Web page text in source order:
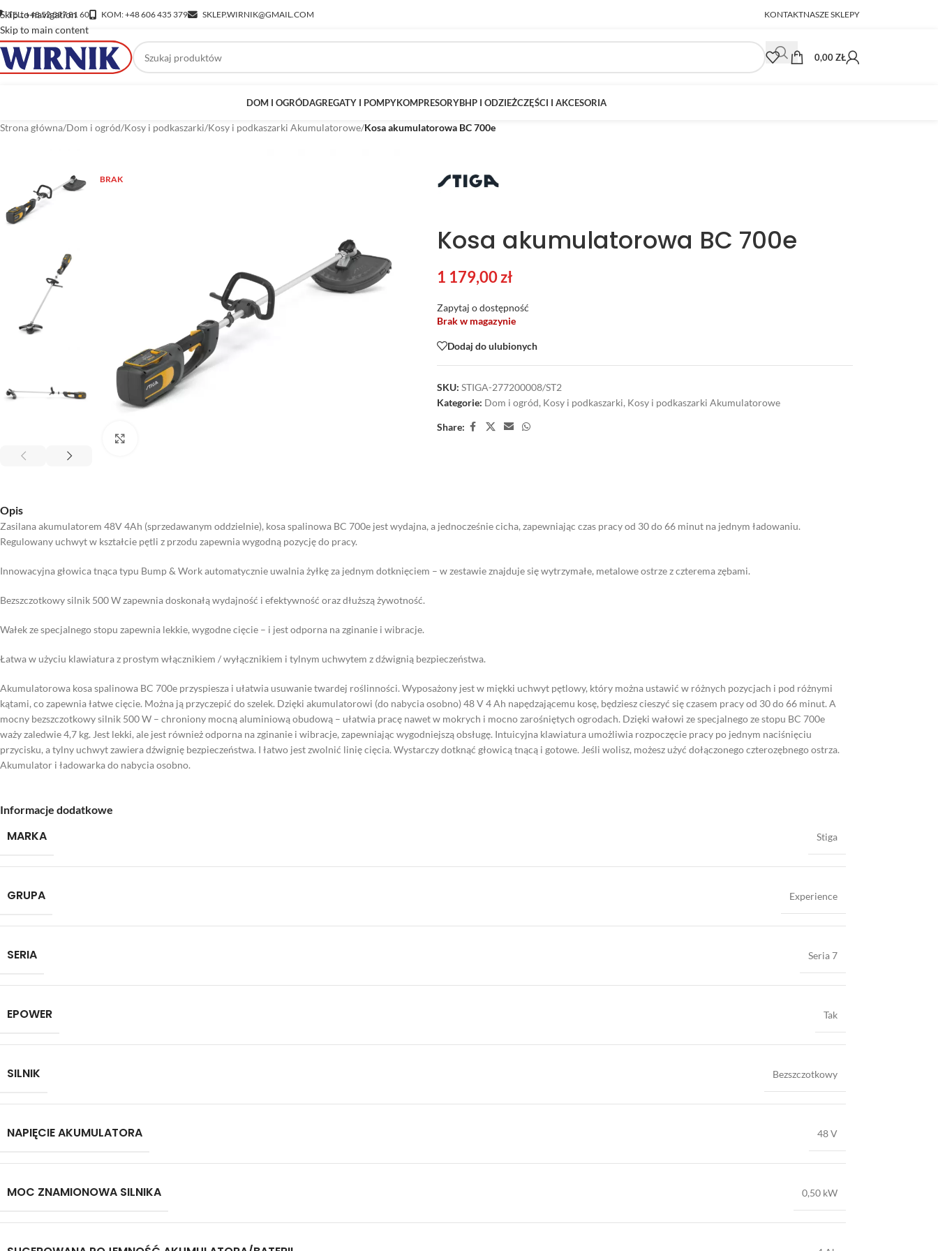
Skip to navigation
Skip to main content
TEL: +48 52 397 81 60 KOM: +48 606 435 379 SKLEP.WIRNIK@GMAIL.COM KONTAKTNASZE SKLEPY
0,00ZŁ
DOM I OGRÓDAGREGATY I POMPYKOMPRESORYBHP I ODZIEŻCZĘŚCI I AKCESORIA
Strona główna/Dom i ogród/Kosy i podkaszarki/Kosy i podkaszarki Akumulatorowe/Kosa akumulatorowa BC 700e
BRAK
Kosa akumulatorowa BC 700e
1 179,00zł
Zapytaj o dostępność
Brak w magazynie
Dodaj do ulubionych
SKU: STIGA-277200008/ST2
Kategorie: Dom i ogród, Kosy i podkaszarki, Kosy i podkaszarki Akumulatorowe
Share:
Opis
Zasilana akumulatorem 48V 4Ah (sprzedawanym oddzielnie), kosa spalinowa BC 700e jest wydajna, a jednocześnie cicha, zapewniając czas pracy od 30 do 66 minut na jednym ładowaniu.
Regulowany uchwyt w kształcie pętli z przodu zapewnia wygodną pozycję do pracy.
Innowacyjna głowica tnąca typu Bump & Work automatycznie uwalnia żyłkę za jednym dotknięciem – w zestawie znajduje się wytrzymałe, metalowe ostrze z czterema zębami.
Bezszczotkowy silnik 500 W zapewnia doskonałą wydajność i efektywność oraz dłuższą żywotność.
Wałek ze specjalnego stopu zapewnia lekkie, wygodne cięcie – i jest odporna na zginanie i wibracje.
Łatwa w użyciu klawiatura z prostym włącznikiem / wyłącznikiem i tylnym uchwytem z dźwignią bezpieczeństwa.
Akumulatorowa kosa spalinowa BC 700e przyspiesza i ułatwia usuwanie twardej roślinności. Wyposażony jest w miękki uchwyt pętlowy, który można ustawić w różnych pozycjach i pod różnymi
kątami, co zapewnia łatwe cięcie. Można ją przyczepić do szelek. Dzięki akumulatorowi (do nabycia osobno) 48 V 4 Ah napędzającemu kosę, będziesz cieszyć się czasem pracy od 30 do 66 minut. A
mocny bezszczotkowy silnik 500 W – chroniony mocną aluminiową obudową – ułatwia pracę nawet w mokrych i mocno zarośniętych ogrodach. Dzięki wałowi ze specjalnego ze stopu BC 700e
waży zaledwie 4,7 kg. Jest lekki, ale jest również odporna na zginanie i wibracje, zapewniając wygodniejszą obsługę. Intuicyjna klawiatura umożliwia rozpoczęcie pracy po jednym naciśnięciu
przycisku, a tylny uchwyt zawiera dźwignię bezpieczeństwa. I łatwo jest zwolnić linię cięcia. Wystarczy dotknąć głowicą tnącą i gotowe. Jeśli wolisz, możesz użyć dołączonego czterozębnego ostrza.
Akumulator i ładowarka do nabycia osobno.
Informacje dodatkowe
MARKA Stiga
GRUPA Experience
SERIA Seria 7
EPOWER Tak
SILNIK Bezszczotkowy
NAPIĘCIE AKUMULATORA 48 V
MOC ZNAMIONOWA SILNIKA 0,50 kW